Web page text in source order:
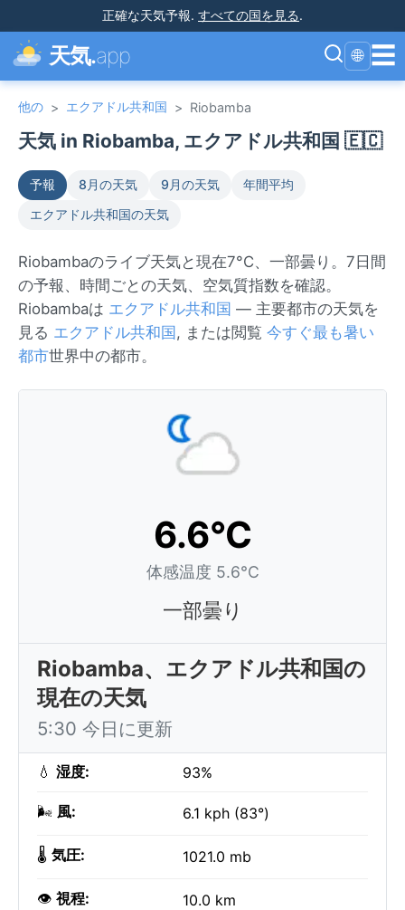
正確な天気予報. すべての国を見る.
天気.app 🌐 ☰
他の > エクアドル共和国 > Riobamba
天気 in Riobamba, エクアドル共和国 🇪🇨
予報 8月の天気 9月の天気
年間平均
エクアドル共和国の天気
Riobambaのライブ天気と現在7°C、一部曇り。7日間
の予報、時間ごとの天気、空気質指数を確認。
Riobambaは エクアドル共和国 — 主要都市の天気を
見る エクアドル共和国 , または閲覧 今すぐ最も暑い
都市世界中の都市。
6.6°C
体感温度 5.6°C
一部曇り
Riobamba、エクアドル共和国の
現在の天気
5:30 今日に更新
💧 湿度: 93%
🌬️ 風: 6.1 kph (83°)
🌡️ 気圧: 1021.0 mb
👁️ 視程: 10.0 km